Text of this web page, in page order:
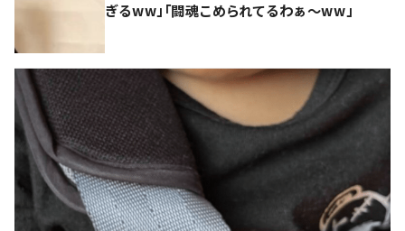
ぎるww」「闘魂こめられてるわぁ～ww」